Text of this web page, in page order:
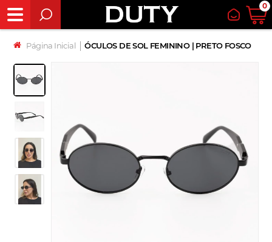
0
Página Inicial ÓCULOS DE SOL FEMININO | PRETO FOSCO